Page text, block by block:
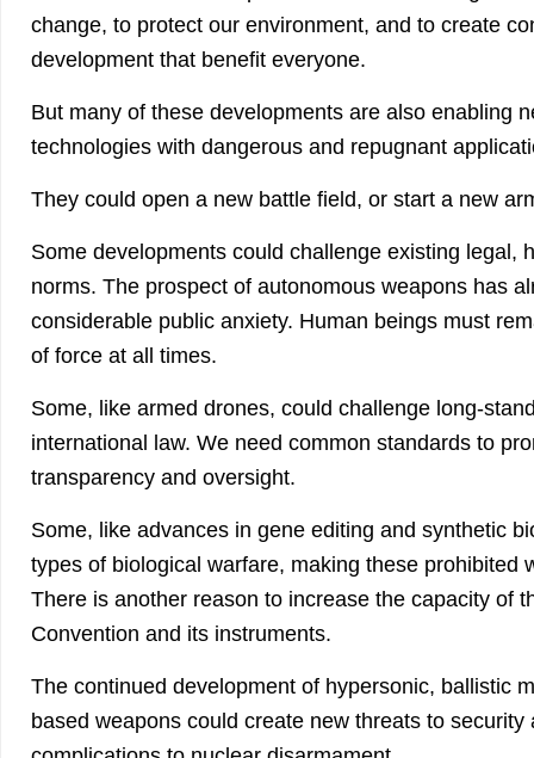
change, to protect our environment, and to create
development that benefit everyone.
But many of these developments are also enabling
technologies with dangerous and repugnant
They could open a new battle field, or start a new
Some developments could challenge existing legal,
norms. The prospect of autonomous weapons has
considerable public anxiety. Human beings must
of force at all times.
Some, like armed drones, could challenge long-
international law. We need common standards to
transparency and oversight.
Some, like advances in gene editing and synthetic
types of biological warfare, making these prohibited
There is another reason to increase the capacity of
Convention and its instruments.
The continued development of hypersonic, ballistic
based weapons could create new threats to security